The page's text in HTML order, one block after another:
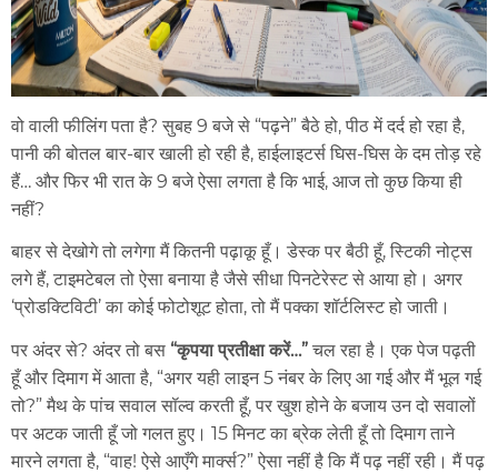
वो वाली फीलिंग पता है? सुबह 9 बजे से “पढ़ने” बैठे हो, पीठ में दर्द हो रहा है,
पानी की बोतल बार-बार खाली हो रही है, हाईलाइटर्स घिस-घिस के दम तोड़ रहे
हैं… और फिर भी रात के 9 बजे ऐसा लगता है कि भाई, आज तो कुछ किया ही
नहीं?
बाहर से देखोगे तो लगेगा मैं कितनी पढ़ाकू हूँ। डेस्क पर बैठी हूँ, स्टिकी नोट्स
लगे हैं, टाइमटेबल तो ऐसा बनाया है जैसे सीधा पिनटेरेस्ट से आया हो। अगर
‘प्रोडक्टिविटी’ का कोई फोटोशूट होता, तो मैं पक्का शॉर्टलिस्ट हो जाती।
पर अंदर से? अंदर तो बस “कृपया प्रतीक्षा करें…” चल रहा है। एक पेज पढ़ती
हूँ और दिमाग में आता है, “अगर यही लाइन 5 नंबर के लिए आ गई और मैं भूल गई
तो?” मैथ के पांच सवाल सॉल्व करती हूँ, पर खुश होने के बजाय उन दो सवालों
पर अटक जाती हूँ जो गलत हुए। 15 मिनट का ब्रेक लेती हूँ तो दिमाग ताने
मारने लगता है, “वाह! ऐसे आएँगे मार्क्स?” ऐसा नहीं है कि मैं पढ़ नहीं रही। मैं पढ़